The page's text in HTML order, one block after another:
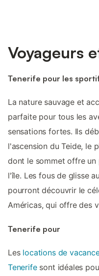
Voyageurs
Tenerife pour les
La nature sauvage et
parfaite pour tous les
sensations fortes. Ils
l'ascension du Teide, le
dont le sommet offre
l'île. Les fous de glisse
pourront découvrir le
Américas, qui offre des
Tenerife pour
Les locations de
Tenerifesont idéales